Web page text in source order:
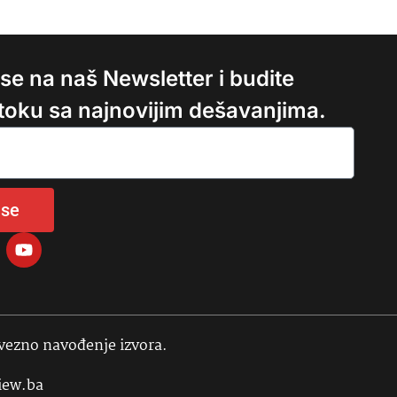
na naš Newsletter i budite
sa najnovijim dešavanjima.
navođenje izvora.